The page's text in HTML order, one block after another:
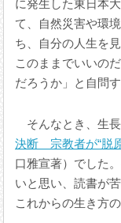
に発生した東日本
て、自然災害や環
ち、自分の人生を
このままでいいの
だろうか」と自問
そんなとき、生
決断 宗教者が“脱
口雅宣著）でした
いと思い、読書が
これからの生き方